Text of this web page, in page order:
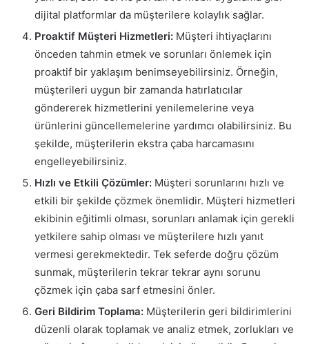
dijital platformlar da müşterilere kolaylık sağlar.
Proaktif Müşteri Hizmetleri: Müşteri ihtiyaçlarını
önceden tahmin etmek ve sorunları önlemek için
proaktif bir yaklaşım benimseyebilirsiniz. Örneğin,
müşterileri uygun bir zamanda hatırlatıcılar
göndererek hizmetlerini yenilemelerine veya
ürünlerini güncellemelerine yardımcı olabilirsiniz. Bu
şekilde, müşterilerin ekstra çaba harcamasını
engelleyebilirsiniz.
Hızlı ve Etkili Çözümler: Müşteri sorunlarını hızlı ve
etkili bir şekilde çözmek önemlidir. Müşteri hizmetleri
ekibinin eğitimli olması, sorunları anlamak için gerekli
yetkilere sahip olması ve müşterilere hızlı yanıt
vermesi gerekmektedir. Tek seferde doğru çözüm
sunmak, müşterilerin tekrar tekrar aynı sorunu
çözmek için çaba sarf etmesini önler.
Geri Bildirim Toplama: Müşterilerin geri bildirimlerini
düzenli olarak toplamak ve analiz etmek, zorlukları ve